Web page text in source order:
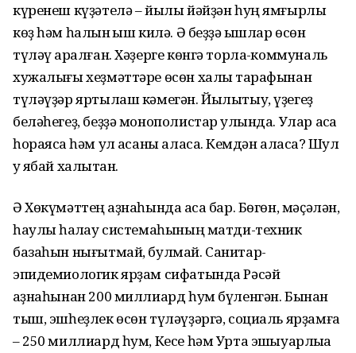
күренеш күҙәтелә – йылы йәйҙән һуң ямғырлы
көҙ һәм һалҡын ҡыш килә. Ә беҙҙә ҡышлар өсөн
түләү ҡаралған. Хәҙерге көнгә торлаҡ-коммуналь
хужалығы хеҙмәттәре өсөн халыҡ тарафынан
түләүҙәр яртылаш кәмегән. Йылытыу, үҙегеҙ
беләһегеҙ, беҙҙә монополистар ҡулында. Улар аҡса
һораясаҡ һәм ул аҡсаны аласаҡ. Кемдән аласаҡ? Шул
уҡ ябай халыҡтан.
Ә Хөкүмәттең ҡаҙнаһында аҡса бар. Бөгөн, мәҫәлән,
һаулыҡ һаҡлау системаһының матди-техник
базаһын нығытмай, булмай. Санитар-
эпидемиологик ярҙам сифатында Рәсәй
ҡаҙнаһынан 200 миллиард һум бүленгән. Бынан
тыш, эшһеҙлек өсөн түләүҙәргә, социаль ярҙамға
– 250 миллиард һум, Кесе һәм Урта эшҡыуарлыҡҡа